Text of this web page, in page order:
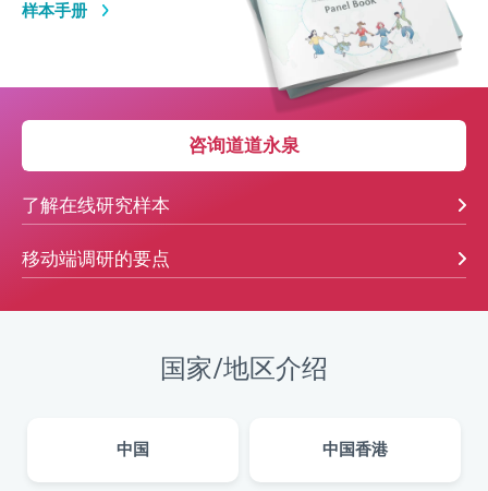
样本手册
咨询道道永泉
了解在线研究样本
移动端调研的要点
国家/地区介绍
中国 中国香港